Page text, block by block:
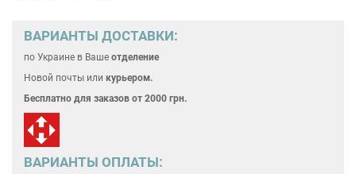
ВАРИАНТЫ ДОСТАВКИ:
по Украине в Ваше отделение
Новой почты или курьером.
Бесплатно для заказов от 2000 грн.
ВАРИАНТЫ ОПЛАТЫ: